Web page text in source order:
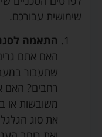
שימושית עבורכם.
התאמה
האם אתם
שתעבור
רחבים? האם
משובשות או
את סוג